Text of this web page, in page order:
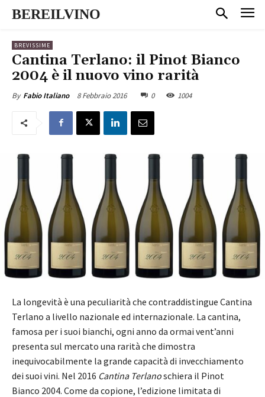
BEREILVINO
BREVISSIME
Cantina Terlano: il Pinot Bianco
2004 è il nuovo vino rarità
By Fabio Italiano 8 Febbraio 2016 0 1004
La longevità è una peculiarità che contraddistingue Cantina
Terlano a livello nazionale ed internazionale. La cantina,
famosa per i suoi bianchi, ogni anno da ormai vent’anni
presenta sul mercato una rarità che dimostra
inequivocabilmente la grande capacità di invecchiamento
dei suoi vini. Nel 2016 Cantina Terlanoschiera il Pinot
Bianco 2004. Come da copione, l’edizione limitata di